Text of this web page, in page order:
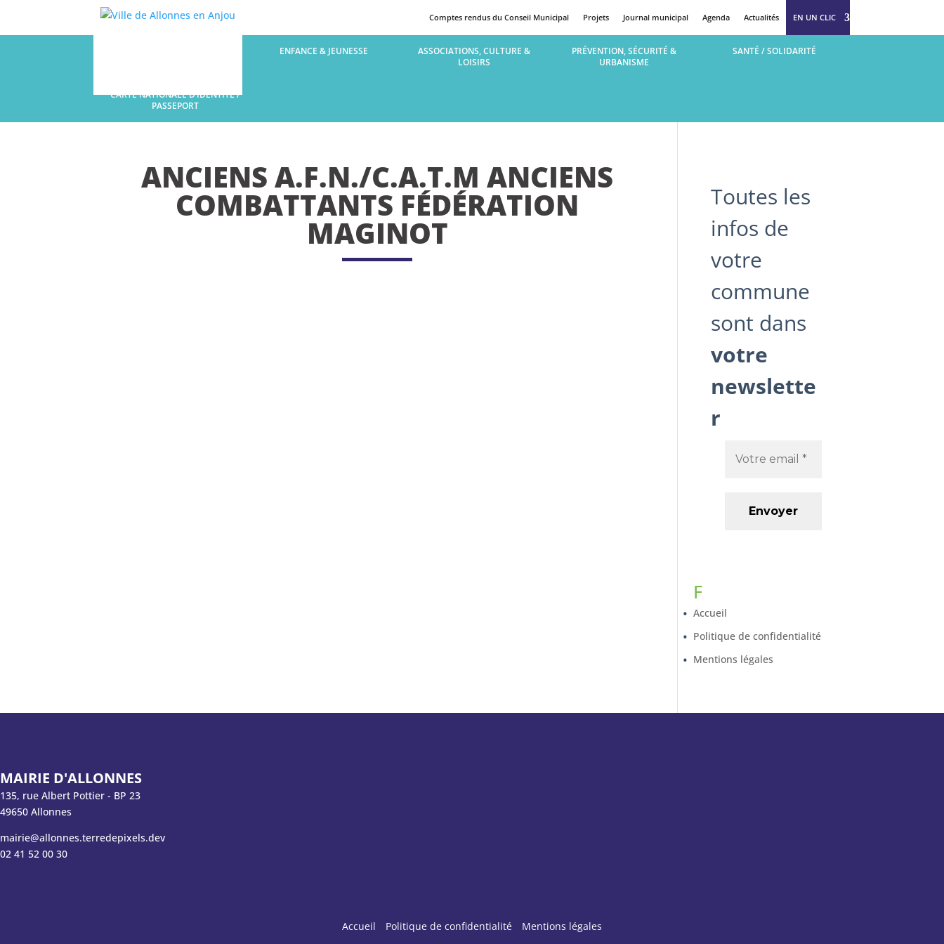
Comptes rendus du Conseil Municipal Projets Journal municipal Agenda Actualités EN UN CLIC
ENFANCE & JEUNESSE
ASSOCIATIONS, CULTURE &
LOISIRS
PRÉVENTION, SÉCURITÉ &
URBANISME
SANTÉ / SOLIDARITÉ
CARTE NATIONALE D’IDENTITÉ /
PASSEPORT
ANCIENS A.F.N./C.A.T.M ANCIENS
COMBATTANTS FÉDÉRATION
MAGINOT
Toutes les
infos de
votre
commune
sont dans
votre
newslette
r
F
Accueil
Politique de confidentialité
Mentions légales
MAIRIE D'ALLONNES
135, rue Albert Pottier - BP 23
49650 Allonnes
mairie@allonnes.terredepixels.dev
02 41 52 00 30
Accueil Politique de confidentialité Mentions légales